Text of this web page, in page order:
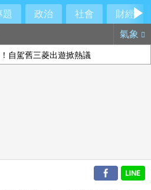
題 政治 社會
財經
氣象
自駕舊三菱出遊掀熱議